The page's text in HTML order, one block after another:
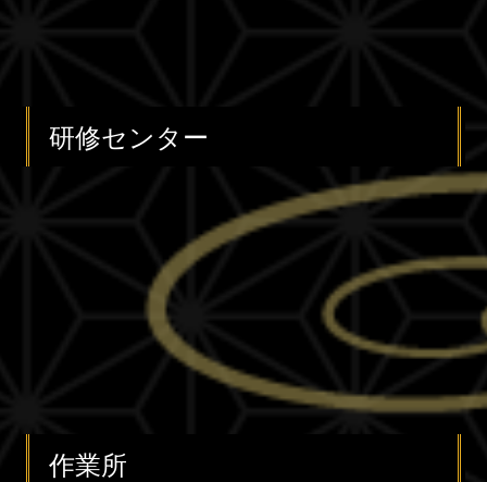
研修センター
作業所